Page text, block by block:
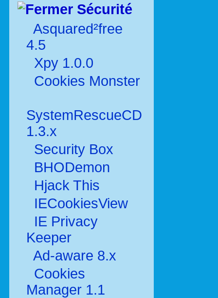
Sécurité
Asquared²free
4.5
Xpy 1.0.0
Cookies Monster
SystemRescueCD
1.3.x
Security Box
BHODemon
Hjack This
IECookiesView
IE Privacy
Keeper
Ad-aware 8.x
Cookies
Manager 1.1